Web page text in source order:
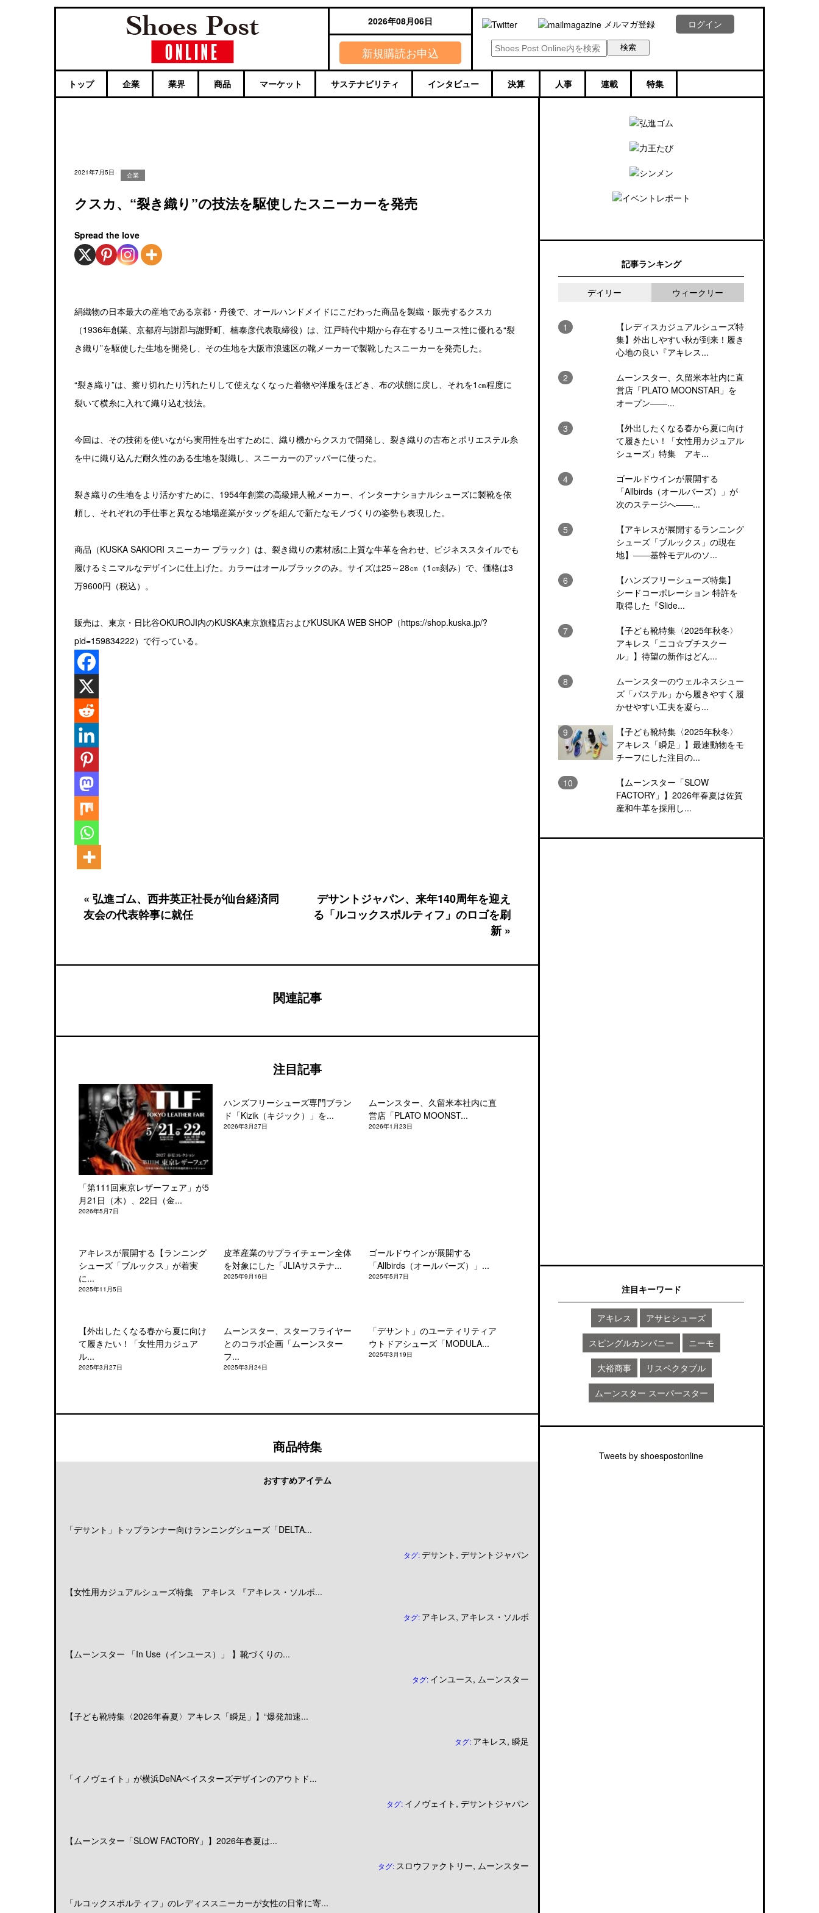
2026年08月06日
新規購読お申込
メルマガ登録 ログイン
トップ 企業 業界 商品 マーケット サステナビリティ インタビュー 決算 人事 連載 特集
2021年7月5日 企業
クスカ、“裂き織り”の技法を駆使したスニーカーを発売
Spread the love
絹織物の日本最大の産地である京都・丹後で、オールハンドメイドにこだわった商品を製織・販売するクスカ
（1936年創業、京都府与謝郡与謝野町、楠泰彦代表取締役）は、江戸時代中期から存在するリユース性に優れる“裂
き織り”を駆使した生地を開発し、その生地を大阪市浪速区の靴メーカーで製靴したスニーカーを発売した。
“裂き織り”は、擦り切れたり汚れたりして使えなくなった着物や洋服をほどき、布の状態に戻し、それを1㎝程度に
裂いて横糸に入れて織り込む技法。
今回は、その技術を使いながら実用性を出すために、織り機からクスカで開発し、裂き織りの古布とポリエステル糸
を中に織り込んだ耐久性のある生地を製織し、スニーカーのアッパーに使った。
裂き織りの生地をより活かすために、1954年創業の高級婦人靴メーカー、インターナショナルシューズに製靴を依
頼し、それぞれの手仕事と異なる地場産業がタッグを組んで新たなモノづくりの姿勢も表現した。
商品（KUSKA SAKIORI スニーカー ブラック）は、裂き織りの素材感に上質な牛革を合わせ、ビジネススタイルでも
履けるミニマルなデザインに仕上げた。カラーはオールブラックのみ。サイズは25～28㎝（1㎝刻み）で、価格は3
万9600円（税込）。
販売は、東京・日比谷OKUROJI内のKUSKA東京旗艦店およびKUSUKA WEB SHOP（https://shop.kuska.jp/?
pid=159834222）で行っている。
« 弘進ゴム、西井英正社長が仙台経済同
友会の代表幹事に就任
デサントジャパン、来年140周年を迎え
る「ルコックスポルティフ」のロゴを刷
新 »
関連記事
注目記事
「第111回東京レザーフェア」が5
月21日（木）、22日（金...
2026年5月7日
ハンズフリーシューズ専門ブラン
ド「Kizik（キジック）」を...
2026年3月27日
ムーンスター、久留米本社内に直
営店「PLATO MOONST...
2026年1月23日
アキレスが展開する【ランニング
シューズ「ブルックス」が着実
に...
2025年11月5日
皮革産業のサプライチェーン全体
を対象にした「JLIAサステナ...
2025年9月16日
ゴールドウインが展開する
「Allbirds（オールバーズ）」...
2025年5月7日
【外出したくなる春から夏に向け
て履きたい！「女性用カジュア
ル...
2025年3月27日
ムーンスター、スターフライヤー
とのコラボ企画「ムーンスター
フ...
2025年3月24日
「デサント」のユーティリティア
ウトドアシューズ「MODULA...
2025年3月19日
商品特集
おすすめアイテム
「デサント」トップランナー向けランニングシューズ「DELTA...
タグ:デサント , デサントジャパン
【女性用カジュアルシューズ特集 アキレス 『アキレス・ソルボ...
タグ: アキレス, アキレス・ソルボ
【ムーンスター 「In Use（インユース）」 】靴づくりの...
タグ: インユース, ムーンスター
【子ども靴特集〈2026年春夏〉アキレス「瞬足」】“爆発加速...
タグ: アキレス, 瞬足
「イノヴェイト」が横浜DeNAベイスターズデザインのアウトド...
タグ: イノヴェイト , デサントジャパン
【ムーンスター「SLOW FACTORY」】2026年春夏は...
タグ: スロウファクトリー, ムーンスター
「ルコックスポルティフ」のレディススニーカーが女性の日常に寄...
記事ランキング
デイリー ウィークリー
【レディスカジュアルシューズ特
集】外出しやすい秋が到来！履き
心地の良い『アキレス...
ムーンスター、久留米本社内に直
営店「PLATO MOONSTAR」を
オープン――...
【外出したくなる春から夏に向け
て履きたい！「女性用カジュアル
シューズ」特集 アキ...
ゴールドウインが展開する
「Allbirds（オールバーズ）」が
次のステージへ――...
【アキレスが展開するランニング
シューズ「ブルックス」の現在
地】――基幹モデルのソ...
【ハンズフリーシューズ特集】
シードコーポレーション 特許を
取得した『Slide...
【子ども靴特集〈2025年秋冬〉
アキレス「ニコ☆プチスクー
ル」】待望の新作はどん...
ムーンスターのウェルネスシュー
ズ「パステル」から履きやすく履
かせやすい工夫を凝ら...
【子ども靴特集〈2025年秋冬〉
アキレス「瞬足」】最速動物をモ
チーフにした注目の...
【ムーンスター「SLOW
FACTORY」】2026年春夏は佐賀
産和牛革を採用し...
注目キーワード
アキレス アサヒシューズ
スピングルカンパニー ニーモ
大裕商事 リスペクタブル
ムーンスター スーパースター
Tweets by shoespostonline